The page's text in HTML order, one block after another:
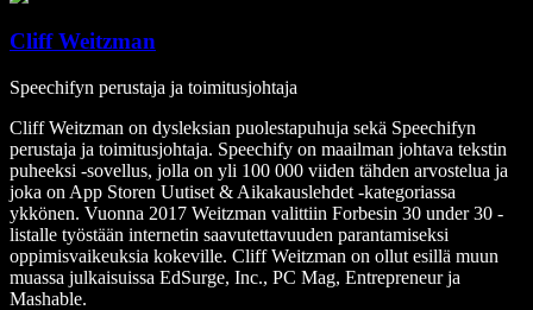
Cliff Weitzman
Speechifyn perustaja ja toimitusjohtaja
Cliff Weitzman on dysleksian puolestapuhuja sekä Speechifyn
perustaja ja toimitusjohtaja. Speechify on maailman johtava tekstin
puheeksi -sovellus, jolla on yli 100 000 viiden tähden arvostelua ja
joka on App Storen Uutiset & Aikakauslehdet -kategoriassa
ykkönen. Vuonna 2017 Weitzman valittiin Forbesin 30 under 30 -
listalle työstään internetin saavutettavuuden parantamiseksi
oppimisvaikeuksia kokeville. Cliff Weitzman on ollut esillä muun
muassa julkaisuissa EdSurge, Inc., PC Mag, Entrepreneur ja
Mashable.